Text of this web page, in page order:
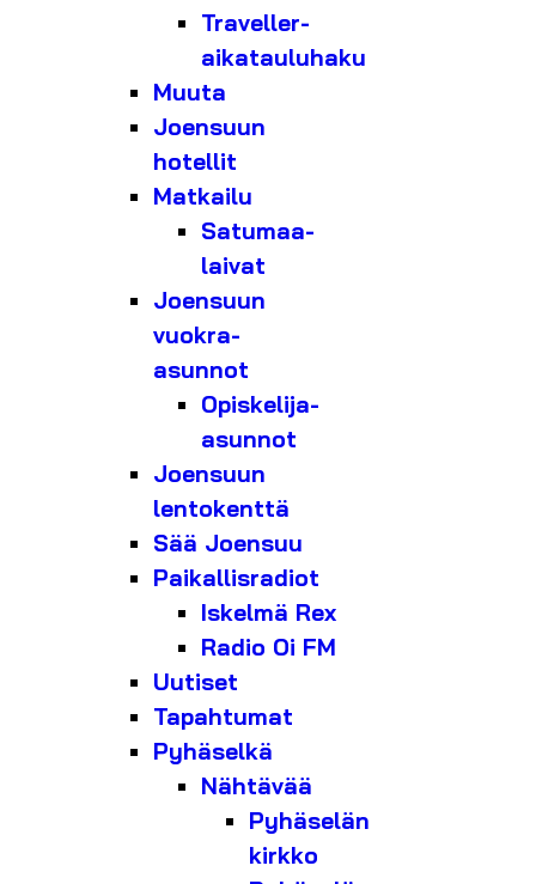
Traveller-
aikatauluhaku
Muuta
Joensuun
hotellit
Matkailu
Satumaa-
laivat
Joensuun
vuokra-
asunnot
Opiskelija-
asunnot
Joensuun
lentokenttä
Sää Joensuu
Paikallisradiot
Iskelmä Rex
Radio Oi FM
Uutiset
Tapahtumat
Pyhäselkä
Nähtävää
Pyhäselän
kirkko